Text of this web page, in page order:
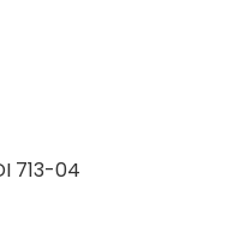
713-04